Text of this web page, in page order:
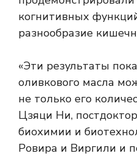
когнитивных
разнообразие
«Эти результаты
оливкового масла
не только его
Цзяци Ни,
биохимии и
Ровира и Виргили и